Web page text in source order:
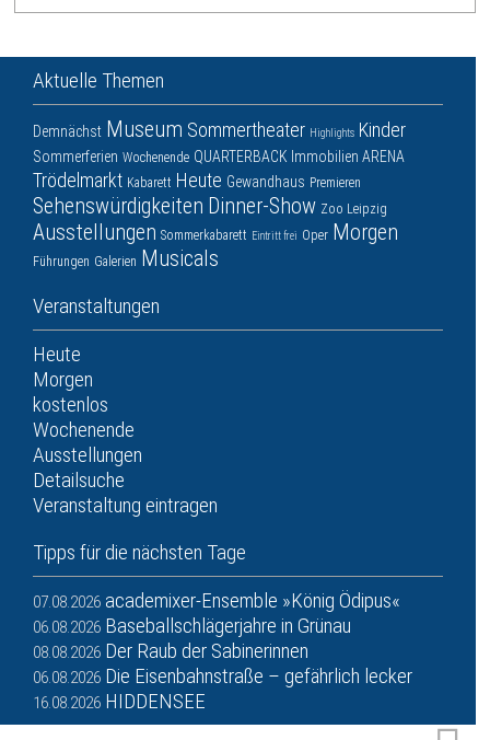
Aktuelle Themen
Demnächst Museum Sommertheater Highlights Kinder
Sommerferien Wochenende QUARTERBACK Immobilien ARENA
Trödelmarkt Kabarett Heute Gewandhaus Premieren
Sehenswürdigkeiten Dinner-Show Zoo Leipzig
Ausstellungen Sommerkabarett Eintritt frei Oper Morgen
Führungen Galerien Musicals
Veranstaltungen
Heute
Morgen
kostenlos
Wochenende
Ausstellungen
Detailsuche
Veranstaltung eintragen
Tipps für die nächsten Tage
07.08.2026 academixer-Ensemble »König Ödipus«
06.08.2026 Baseballschlägerjahre in Grünau
08.08.2026 Der Raub der Sabinerinnen
06.08.2026 Die Eisenbahnstraße – gefährlich lecker
16.08.2026 HIDDENSEE